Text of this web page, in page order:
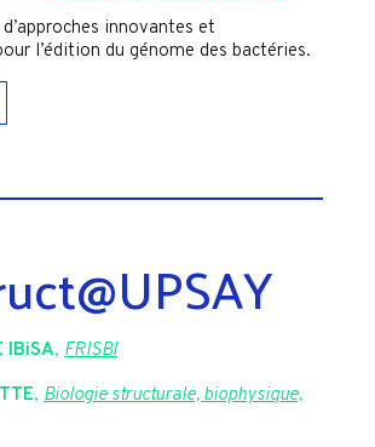
innovantes et
l’édition du génome des bactéries.
IBiSA, FRISBI
, Biologie structurale, biophysique,